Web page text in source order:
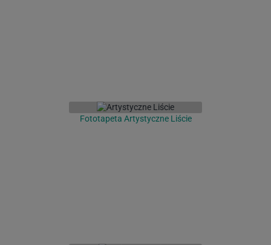
Fototapeta Artystyczne Liście